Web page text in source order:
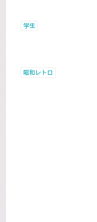
学生
昭和レトロ